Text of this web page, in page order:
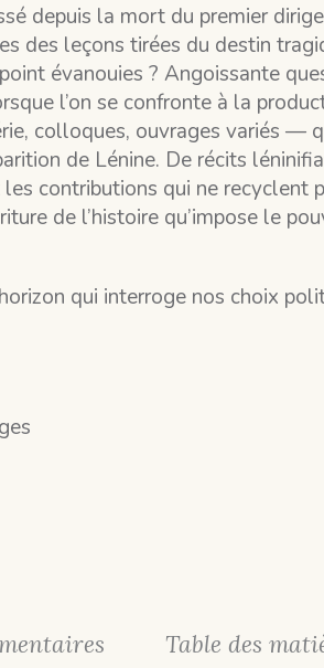
depuis la mort du premier
des leçons tirées du destin
évanouies ? Angoissante
l’on se confronte à la
colloques, ouvrages variés —
de Lénine. De récits
contributions qui ne recyclent
de l’histoire qu’impose le
qui interroge nos choix
Table des